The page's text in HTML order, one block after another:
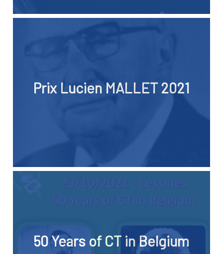
Prix Lucien MALLET 2021
50 Years of CT in Belgium